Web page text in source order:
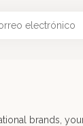
brands,